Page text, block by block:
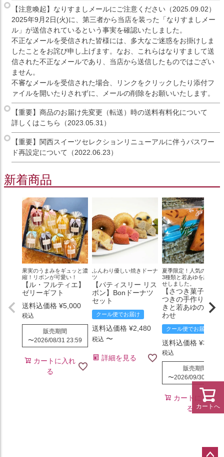
【注意喚起】なりすましメールにご注意ください（2025.09.02）
2025年9月2日(火)に、第三者から当店を装った「なりすましメー
ル」が送信されているという事実を確認いたしました。
不正なメールを受信された皆様には、多大なご迷惑をお掛けしま
したことをお詫び申し上げます。なお、これらはなりすまして送
信された不正なメールであり、当店から送信したものではござい
ません。
不審なメールを受信された場合、リンクをクリックしたり添付フ
ァイルを開いたりされずに、メールの削除をお願いいたします。
【重要】商品のお届け先変更（転送）時の送料有料化について
詳しくはこちら（2023.05.31）
【重要】関西スイーツセレクションリニューアルに伴うパスワー
ド再設定について（2022.06.23）
新着商品
果実のうまみをギュッと濃
縮！リボンが可愛い！
【ル・フルティエ】
ゼリーギフト
送料込価格 ¥5,000
税込
販売期間
〜2026/08/31 23:59
カートに入れ
る
ふんわり優しい焼きドーナ
ツ
【パティスリー リス
ボン】Bonドーナツ
セット
クール便でお届け
送料込価格 ¥2,480
税込 〜
詳細を見る
夏季限定！人気のどら焼
3種類と若あゆを詰め合
せしました。
【さつき菓子店】
つきの手作りどら
きと若あゆの詰め
わせ
クール便でお届け
送料込価格 ¥3,400
税込
販売期間
〜2026/09/30 23:59
カートに入れ
る
カートへ